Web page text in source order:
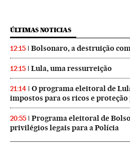
ÚLTIMAS NOTICIAS
12:15 Bolsonaro, a destruição
12:15 Lula, uma ressurreição
21:14
O programa eleitoral de
impostos para os ricos e
20:55
Programa eleitoral de
privilégios legais para a Polícia